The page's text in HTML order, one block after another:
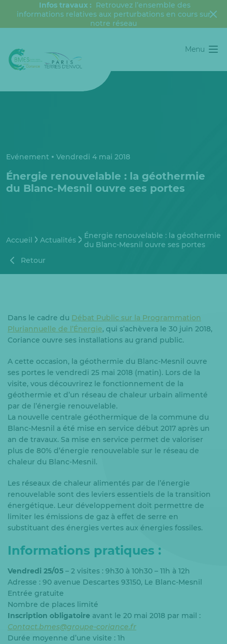
Infos travaux : Retrouvez l’ensemble des
informations relatives aux perturbations en cours sur
notre réseau
Menu
Evénement Vendredi 4 mai 2018
Énergie renouvelable : la géothermie
du Blanc-Mesnil ouvre ses portes
Accueil Actualités
Énergie renouvelable : la géothermie
du Blanc-Mesnil ouvre ses portes
Retour
Dans le cadre du Débat Public sur la Programmation
Pluriannuelle de l’Énergie, qui s’achèvera le 30 juin 2018,
Coriance ouvre ses installations au grand public.
A cette occasion, la géothermie du Blanc-Mesnil ouvre
ses portes le vendredi 25 mai 2018 (matin). Lors de la
visite, vous découvrirez le fonctionnement de la
géothermie et d’un réseau de chaleur urbain alimenté
par de l’énergie renouvelable.
La nouvelle centrale géothermique de la commune du
Blanc-Mesnil a été mise en service début 2017 après un
an de travaux. Sa mise en service permet de valoriser
plus de 80% d’énergie renouvelable sur le réseau de
chaleur du Blanc-Mesnil.
Les réseaux de chaleur alimentés par de l’énergie
renouvelable sont des leviers essentiels de la transition
énergétique. Leur développement doit permettre de
limiter les émissions de gaz à effet de serre en
substituant des énergies vertes aux énergies fossiles.
Informations pratiques :
Vendredi 25/05 – 2 visites : 9h30 à 10h30 – 11h à 12h
Adresse : 90 avenue Descartes 93150, Le Blanc-Mesnil
Entrée gratuite
Nombre de places limité
Inscription obligatoire avant le 20 mai 2018 par mail :
Contact.bmes@groupe-coriance.fr
Durée moyenne d’une visite : 1h